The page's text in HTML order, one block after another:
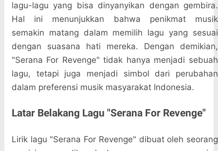
lagu-lagu yang bisa dinyanyikan dengan gembira.
Hal ini menunjukkan bahwa penikmat musik
semakin matang dalam memilih lagu yang sesuai
dengan suasana hati mereka. Dengan demikian,
"Serana For Revenge" tidak hanya menjadi sebuah
lagu, tetapi juga menjadi simbol dari perubahan
dalam preferensi musik masyarakat Indonesia.
Latar Belakang Lagu "Serana For Revenge"
Lirik lagu "Serana For Revenge" dibuat oleh seorang